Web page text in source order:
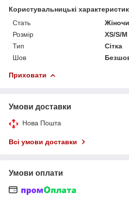
Користувальницькі
Стать
Розмір
XS/S/M
Тип
Сітка
Шов
Приховати
Умови доставки
Нова Пошта
Всі умови доставки
Умови оплати